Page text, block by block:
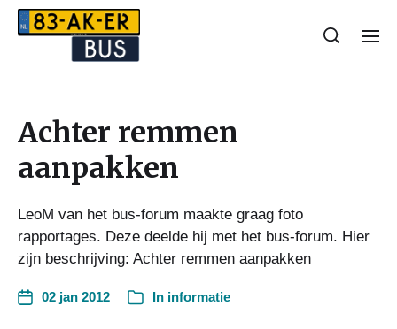
Achter remmen
aanpakken
LeoM van het bus-forum maakte graag foto
rapportages. Deze deelde hij met het bus-forum. Hier
zijn beschrijving: Achter remmen aanpakken
02 jan 2012 In informatie